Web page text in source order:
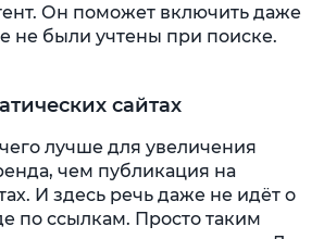
Он поможет включить даже
не были учтены при поиске.
сайтах
лучше для увеличения
чем публикация на
И здесь речь даже не идёт о
по ссылкам. Просто таким